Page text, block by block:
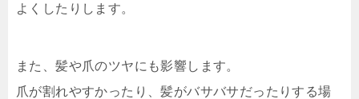
よくしたりします。
また、髪や爪のツヤにも影響します。
爪が割れやすかったり、髪がバサバサだったりする場